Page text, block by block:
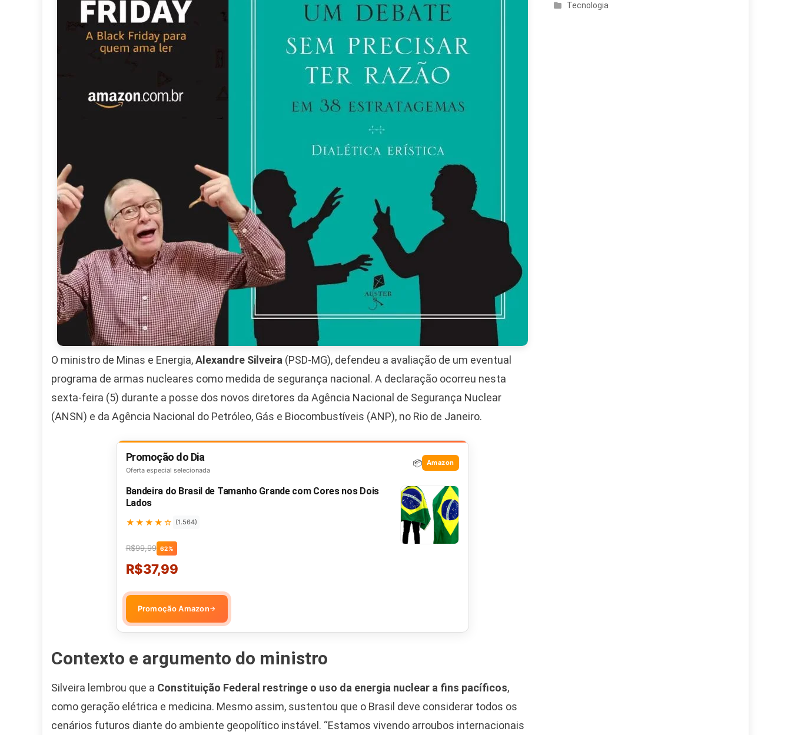
O ministro de Minas e Energia,Alexandre Silveira (PSD-MG), defendeu a avaliação de um eventual
programa de armas nucleares como medida de segurança nacional. A declaração ocorreu nesta
sexta-feira (5) durante a posse dos novos diretores da Agência Nacional de Segurança Nuclear
(ANSN) e da Agência Nacional do Petróleo, Gás e Biocombustíveis (ANP), no Rio de Janeiro.
Promoção do Dia
Oferta especial selecionada
📦 Amazon
Bandeira do Brasil de Tamanho Grande com Cores nos Dois
Lados
★★★★☆ (1.564)
R$99,99 62%
R$37,99
Promoção Amazon→
Contexto e argumento do ministro
Silveira lembrou que a Constituição Federal restringe o uso da energia nuclear a fins pacíficos,
como geração elétrica e medicina. Mesmo assim, sustentou que o Brasil deve considerar todos os
cenários futuros diante do ambiente geopolítico instável. “Estamos vivendo arroubos internacionais
Tecnologia